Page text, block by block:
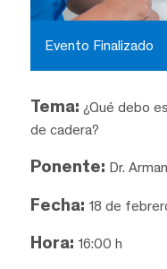
Evento Finalizado
Tema: ¿Qué debo
de cadera?
Ponente: Dr.
Fecha: 18 de
Hora: 16:00 h